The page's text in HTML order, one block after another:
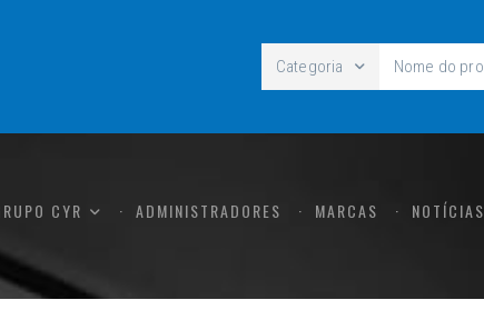
Categoria
CYR ADMINISTRADORES MARCAS NOTÍCIAS